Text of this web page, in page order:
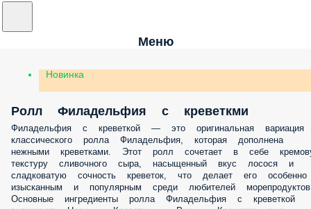
Меню
Новинка
Ролл Филадельфия с креветкми
Филадельфия с креветкой — это оригинальная вариация
ролла Филадельфия, которая дополнена нежными креветками. Этот
сочетает в себе кремовую текстуру сливочного сыра, насыщенный вкус
лосося и сладковатую сочность креветок, что делает его особенно
изысканным и популярным среди любителей морепродуктов. Основные
ингредиенты ролла Филадельфия с креветкой включают: Нори -
- Рис - Креметте сыр - Лосось,